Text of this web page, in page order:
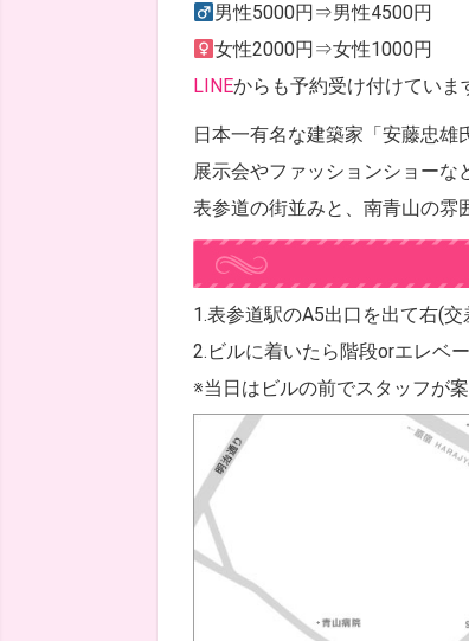
男性5000円⇒男性4500円
女性2000円⇒女性1000円
LINEからも予約受け付けていま
日本一有名な建築家「安藤忠雄
展示会やファッションショーな
表参道の街並みと、南青山の雰
1.表参道駅のA5出口を出て右(
2.ビルに着いたら階段orエレベ
※当日はビルの前でスタッフが案